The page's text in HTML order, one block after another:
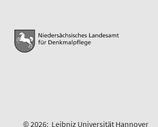
© 2026: Leibniz Universität Hannover